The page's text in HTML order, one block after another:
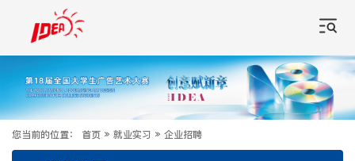
您当前的位置： 首页 » 就业实习 » 企业招聘